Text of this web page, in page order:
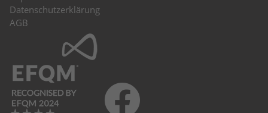
Datenschutzerklärung
AGB